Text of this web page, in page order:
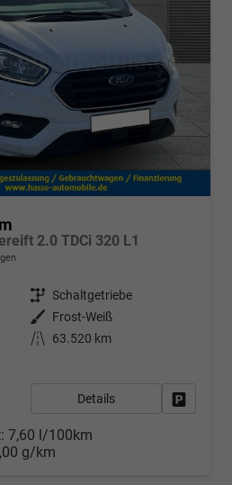
2.0 TDCi 320 L1
Getriebe Schaltgetriebe
Außenfarbe
Frost-Weiß
Kilometerstand
63.520 km
Details
7,60 l/100km
g/km